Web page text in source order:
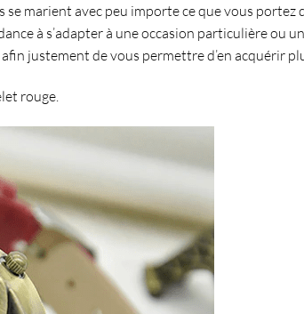
marient avec peu importe ce que vous portez
à s’adapter à une occasion particulière ou
justement de vous permettre d’en acquérir
rouge